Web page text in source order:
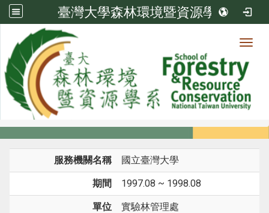
臺灣大學森林環境暨資源學系
系所成員
系所成員
服務機關名稱 國立臺灣大學
期間 1997.08 ~ 1998.08
單位 實驗林管理處